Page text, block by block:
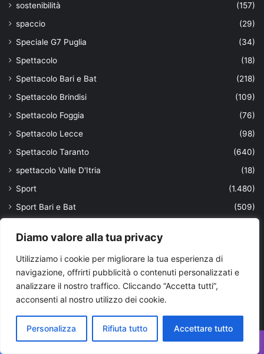
Diamo valore alla tua privacy
Utilizziamo i cookie per migliorare la tua esperienza di
navigazione, offrirti pubblicità o contenuti personalizzati e
analizzare il nostro traffico. Cliccando “Accetta tutti”,
acconsenti al nostro utilizzo dei cookie.
Personalizza Rifiuta tutto Accettare tutto
sostenibilità
(157)
spaccio
(29)
Speciale G7 Puglia
(34)
Spettacolo
(18)
Spettacolo Bari e Bat
(218)
Spettacolo Brindisi
(109)
Spettacolo Foggia
(76)
Spettacolo Lecce
(98)
Spettacolo Taranto
(640)
spettacolo Valle D'Itria
(18)
Sport
(1.480)
Sport Bari e Bat
(509)
Sport Foggia
Sport Lecce
Sport Taranto
Storie
Satira
studenti